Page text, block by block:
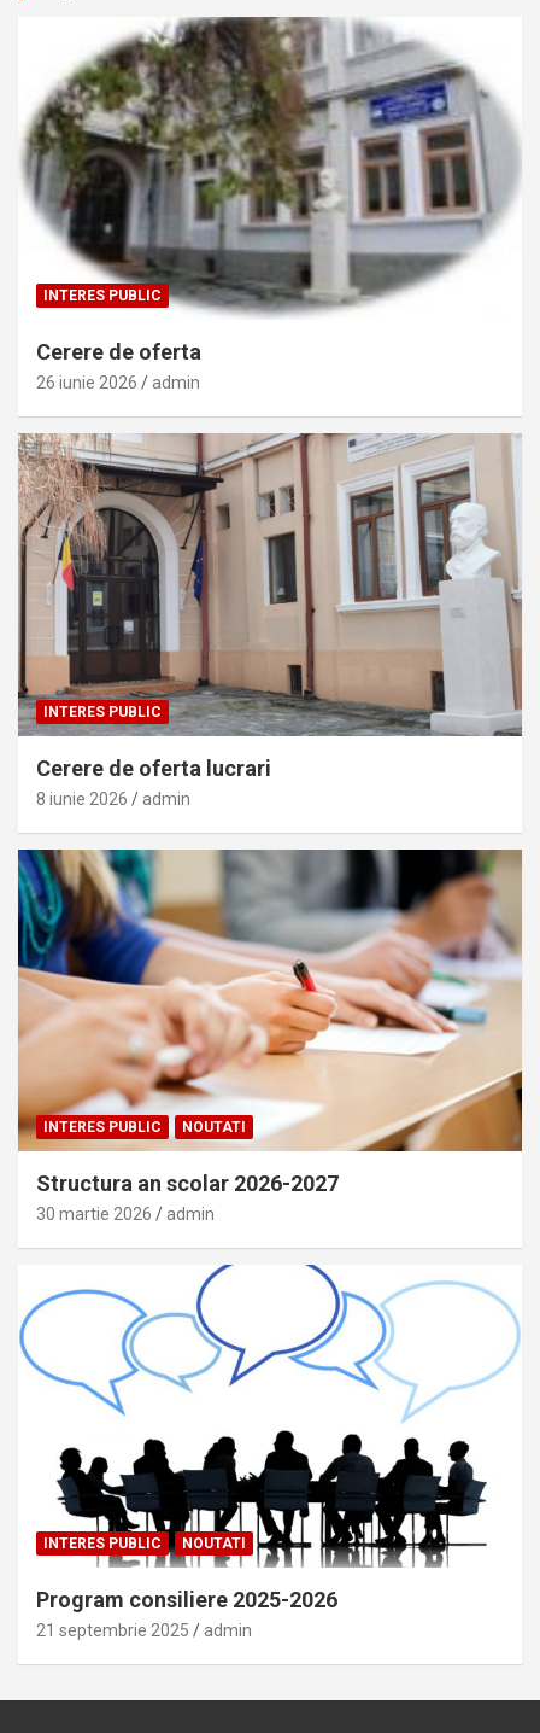
INTERES PUBLIC
Cerere de oferta
26 iunie 2026 admin
INTERES PUBLIC
Cerere de oferta lucrari
8 iunie 2026 admin
INTERES PUBLIC NOUTATI
Structura an scolar 2026-2027
30 martie 2026 admin
INTERES PUBLIC NOUTATI
Program consiliere 2025-2026
21 septembrie 2025 admin